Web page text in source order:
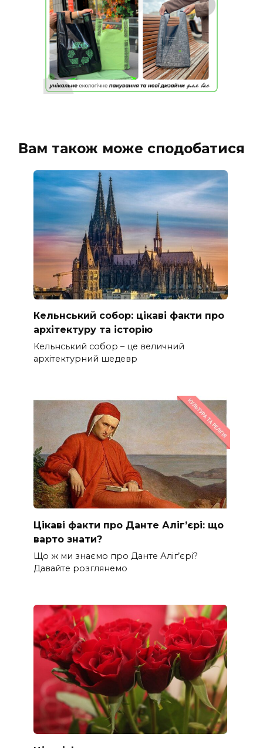
Вам також може сподобатися
Кельнський собор: цікаві факти про
архітектуру та історію
Кельнський собор – це величний
архітектурний шедевр
Цікаві факти про Данте Аліг’єрі: що
варто знати?
Що ж ми знаємо про Данте Аліг’єрі?
Давайте розглянемо